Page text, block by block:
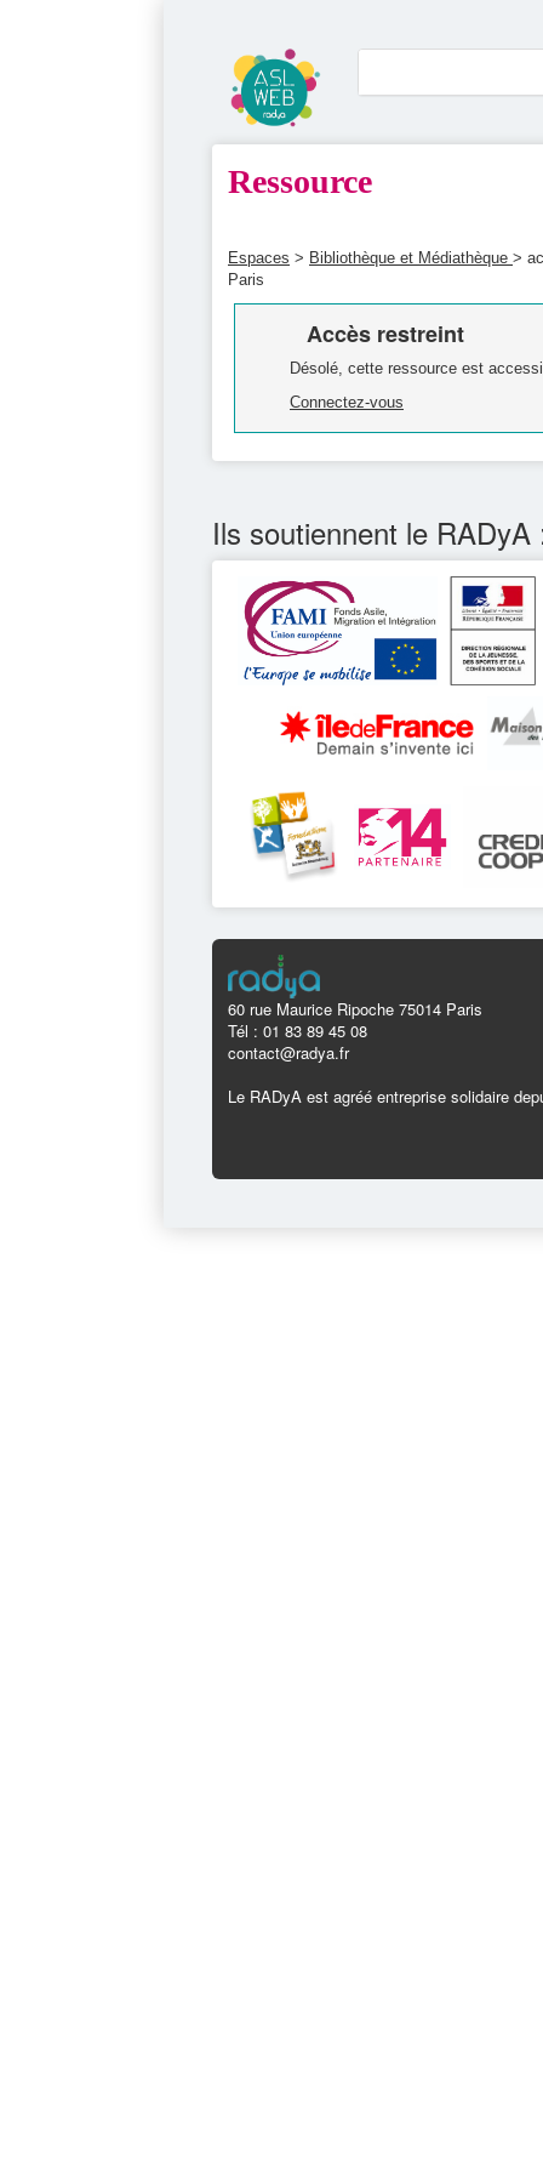
Ressource
Espaces > Bibliothèque et Médiathèque >
Paris
Accès restreint
Désolé, cette ressource est
Connectez-vous
Ils soutiennent le RADyA
60 rue Maurice Ripoche 75014 Paris
Tél : 01 83 89 45 08
contact@radya.fr
Le RADyA est agréé entreprise solidaire